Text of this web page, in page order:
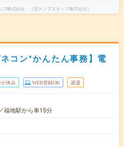
フ株式会社 （旧テンプスタッフ株式会社）
コン*かんたん事務】電
休み WEB登録OK 派遣
福地駅から車15分